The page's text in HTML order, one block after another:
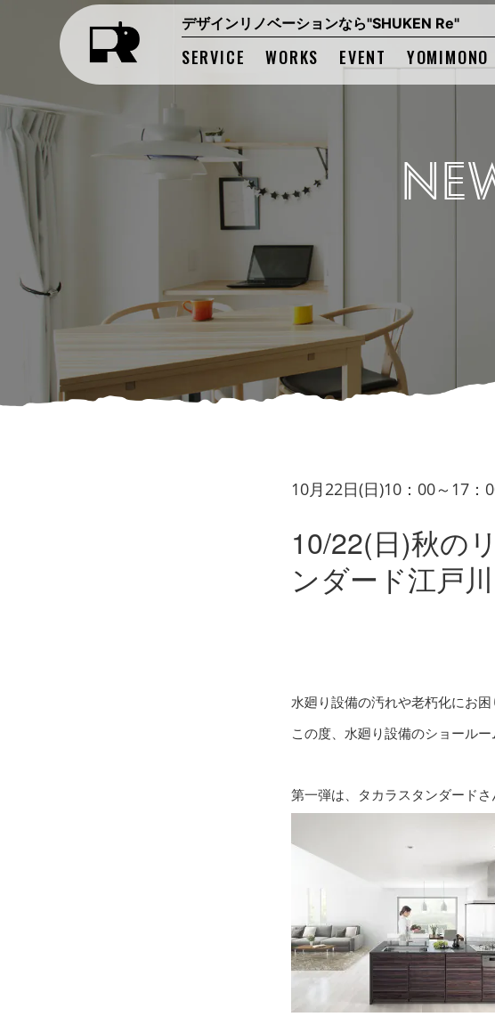
デザインリノベーションなら"SHUKEN Re"
SERVICE WORKS EVENT YOMIMONO
10月22日(日)10：00～17
10/22(日)秋の
ンダード江戸
水廻り設備の汚れや老朽化にお困
この度、水廻り設備のショール
第一弾は、タカラスタンダードさ